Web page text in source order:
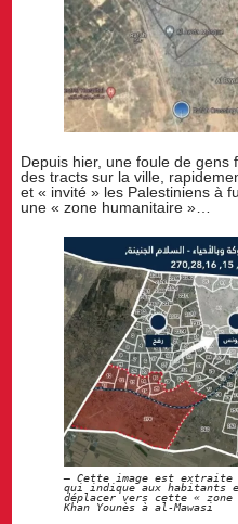
Depuis hier, une foule de gens
des tracts sur la ville,
et « invité » les Palestiniens à
une « zone humanitaire »…
Cette image est extraite
qui indique aux habitants
déplacer vers cette « zone
Khan Younès à al-Mawasi